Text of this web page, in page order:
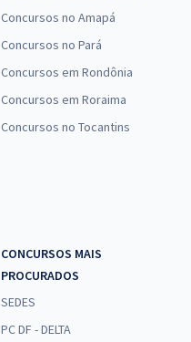
Concursos no Amapá
Concursos no Pará
Concursos em Rondônia
Concursos em Roraima
Concursos no Tocantins
CONCURSOS MAIS
PROCURADOS
SEDES
PC DF - DELTA